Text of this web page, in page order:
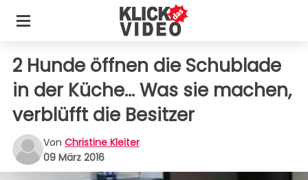
2 Hunde öffnen die Schublade
in der Küche... Was sie machen,
verblüfft die Besitzer
Von Christine Kleiter
09 März 2016